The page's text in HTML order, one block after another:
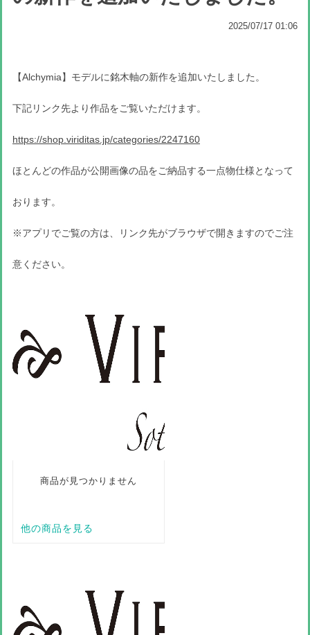
2025/07/17 01:06
【Alchymia】モデルに銘木軸の新作を追加いたしました。
下記リンク先より作品をご覧いただけます。
https://shop.viriditas.jp/categories/2247160
ほとんどの作品が公開画像の品をご納品する一点物仕様となって
おります。
※アプリでご覧の方は、リンク先がブラウザで開きますのでご注
意ください。